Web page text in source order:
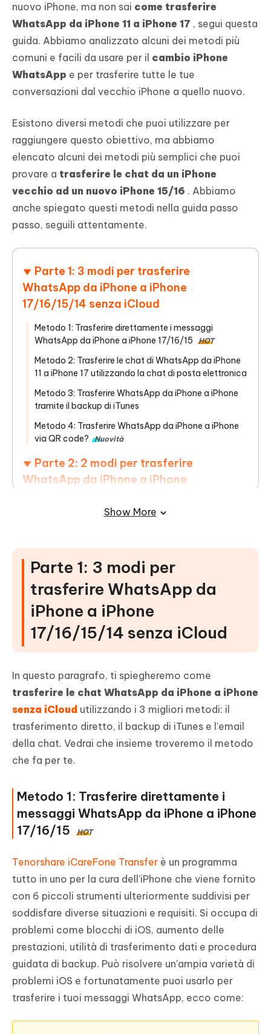
nuovo iPhone, ma non sai come trasferire
WhatsApp da iPhone 11 a iPhone 17 , segui questa
guida. Abbiamo analizzato alcuni dei metodi più
comuni e facili da usare per il cambio iPhone
WhatsApp e per trasferire tutte le tue
conversazioni dal vecchio iPhone a quello nuovo.
Esistono diversi metodi che puoi utilizzare per
raggiungere questo obiettivo, ma abbiamo
elencato alcuni dei metodi più semplici che puoi
provare a trasferire le chat da un iPhone
vecchio ad un nuovo iPhone 15/16 . Abbiamo
anche spiegato questi metodi nella guida passo
passo, seguili attentamente.
Parte 1: 3 modi per trasferire
WhatsApp da iPhone a iPhone
17/16/15/14 senza iCloud
Metodo 1: Trasferire direttamente i messaggi
WhatsApp da iPhone a iPhone 17/16/15
HOT
Metodo 2: Trasferire le chat di WhatsApp da iPhone
11 a iPhone 17 utilizzando la chat di posta elettronica
Metodo 3: Trasferire WhatsApp da iPhone a iPhone
tramite il backup di iTunes
Metodo 4: Trasferire WhatsApp da iPhone a iPhone
via QR code?
Nuovità
Parte 2: 2 modi per trasferire
WhatsApp da iPhone a iPhone
Modo 1: Come trasferire le chat di WhatsApp da
Modo 2: Come trasferire i messaggi di WhatsApp da
iPhone a iPhone tramite la configurazione
Show More
Parte 1: 3 modi per
trasferire WhatsApp da
iPhone a iPhone
17/16/15/14 senza iCloud
In questo paragrafo, ti spiegheremo come
trasferire le chat WhatsApp da iPhone a iPhone
senza iCloud utilizzando i 3 migliori metodi: il
trasferimento diretto, il backup di iTunes e l'email
della chat. Vedrai che insieme troveremo il metodo
che fa per te.
Metodo 1: Trasferire direttamente i
messaggi WhatsApp da iPhone a iPhone
17/16/15
HOT
Tenorshare iCareFone Transfer è un programma
tutto in uno per la cura dell'iPhone che viene fornito
con 6 piccoli strumenti ulteriormente suddivisi per
soddisfare diverse situazioni e requisiti. Si occupa di
problemi come blocchi di iOS, aumento delle
prestazioni, utilità di trasferimento dati e procedura
guidata di backup. Può risolvere un'ampia varietà di
problemi iOS e fortunatamente puoi usarlo per
trasferire i tuoi messaggi WhatsApp, ecco come: